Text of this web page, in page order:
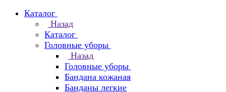
Каталог
Назад
Каталог
Головные уборы
Назад
Головные уборы
Бандана кожаная
Банданы легкие